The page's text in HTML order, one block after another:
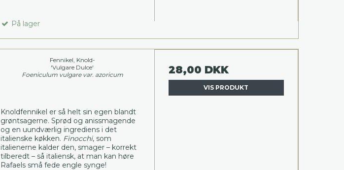
På lager
Fennikel, Knold-
'Vulgare Dulce'
Foeniculum vulgare var. azoricum
Knoldfennikel er så helt sin egen blandt
grøntsagerne. Sprød og anissmagende
og en uundværlig ingrediens i det
italienske køkken. Finocchi, som
italienerne kalder den, smager – korrekt
tilberedt – så italiensk, at man kan høre
Rafaels små fede engle synge!
28,00 DKK
VIS PRODUKT